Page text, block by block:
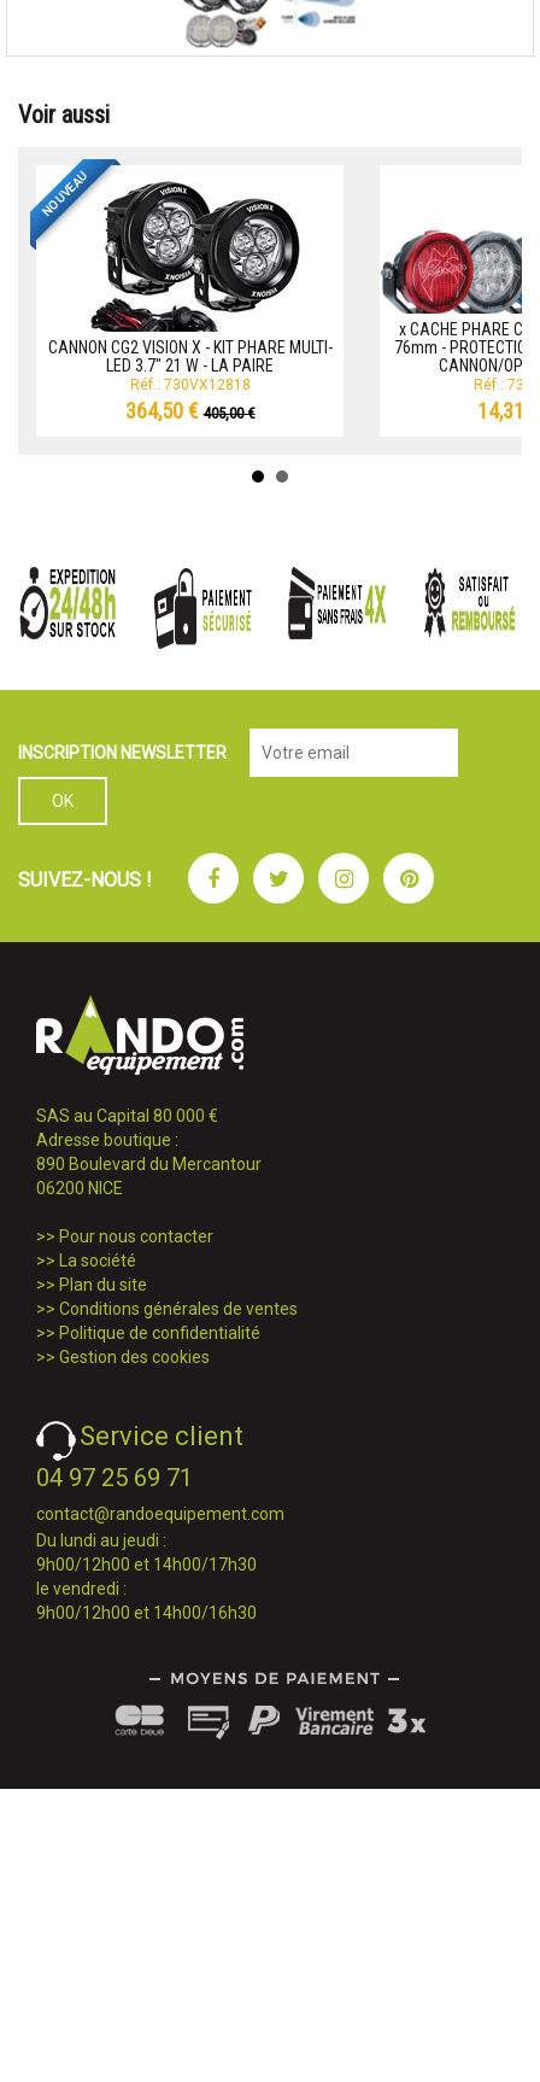
Voir aussi
NOUVEAU
CANNON CG2 VISION X - KIT PHARE MULTI-
LED 3.7" 21 W - LA PAIRE
Réf.: 730VX12818
364,50 €405,00 €
x CACHE PHARE
76mm -
CANNON/
Réf.:
14,31
INSCRIPTION NEWSLETTER
SUIVEZ-NOUS ! FacebookTwitterInstagramPinterest
SAS au Capital 80 000 €
Adresse boutique :
890 Boulevard du Mercantour
06200 NICE
>> Pour nous contacter
>>
La société
>> Plan du site
>> Conditions générales de ventes
>> Politique de confidentialité
>> Gestion des cookies
Service client
04 97 25 69 71
contact@randoequipement.com
Du lundi au jeudi :
9h00/12h00 et 14h00/17h30
le vendredi :
9h00/12h00 et 14h00/16h30